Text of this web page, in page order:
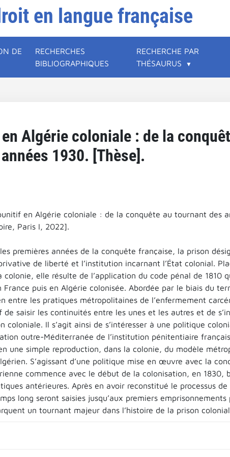
en langue française
DE
RECHERCHES
BIBLIOGRAPHIQUES
RECHERCHE PAR
THÉSAURUS
Algérie coloniale : de la
1930. [Thèse].
en Algérie coloniale : de la conquête au tournant des
Paris I, 2022].
premières années de la conquête française, la prison
de liberté et l’institution incarnant l’État colonial.
colonie, elle résulte de l’application du code pénal de 1810
France puis en Algérie colonisée. Abordée par le biais du
entre les pratiques métropolitaines de l’enfermement
de saisir les continuités entre les unes et les autres et de
coloniale. Il s’agit ainsi de s’intéresser à une politique
outre-Méditerranée de l’institution pénitentiaire
une simple reproduction, dans la colonie, du modèle
S’agissant d’une politique mise en œuvre avec la
commence avec le début de la colonisation, en 1830,
antérieures. Après en avoir reconstitué le processus
long seront saisies jusqu’aux premiers
un tournant majeur dans l’histoire de la prison